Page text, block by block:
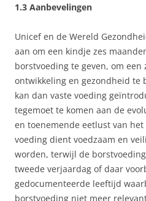
1.3 Aanbevelingen
Unicef en de Wereld
aan om een kindje zes
borstvoeding te geven, om
ontwikkeling en gezondheid te
kan dan vaste voeding
tegemoet te komen aan de
en toenemende eetlust van
voeding dient voedzaam en
worden, terwijl de
tweede verjaardag of daar
gedocumenteerde leeftijd
borstvoeding niet meer